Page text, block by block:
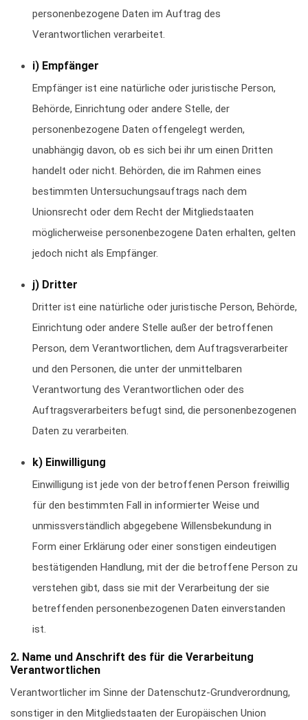
personenbezogene Daten im Auftrag des
Verantwortlichen verarbeitet.
i) Empfänger
Empfänger ist eine natürliche oder juristische Person,
Behörde, Einrichtung oder andere Stelle, der
personenbezogene Daten offengelegt werden,
unabhängig davon, ob es sich bei ihr um einen Dritten
handelt oder nicht. Behörden, die im Rahmen eines
bestimmten Untersuchungsauftrags nach dem
Unionsrecht oder dem Recht der Mitgliedstaaten
möglicherweise personenbezogene Daten erhalten, gelten
jedoch nicht als Empfänger.
j) Dritter
Dritter ist eine natürliche oder juristische Person, Behörde,
Einrichtung oder andere Stelle außer der betroffenen
Person, dem Verantwortlichen, dem Auftragsverarbeiter
und den Personen, die unter der unmittelbaren
Verantwortung des Verantwortlichen oder des
Auftragsverarbeiters befugt sind, die personenbezogenen
Daten zu verarbeiten.
k) Einwilligung
Einwilligung ist jede von der betroffenen Person freiwillig
für den bestimmten Fall in informierter Weise und
unmissverständlich abgegebene Willensbekundung in
Form einer Erklärung oder einer sonstigen eindeutigen
bestätigenden Handlung, mit der die betroffene Person zu
verstehen gibt, dass sie mit der Verarbeitung der sie
betreffenden personenbezogenen Daten einverstanden
ist.
2. Name und Anschrift des für die Verarbeitung
Verantwortlichen
Verantwortlicher im Sinne der Datenschutz-Grundverordnung,
sonstiger in den Mitgliedstaaten der Europäischen Union